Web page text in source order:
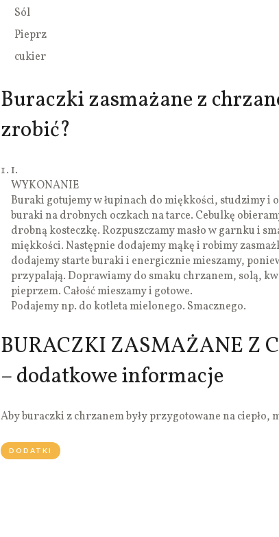
Sól
Pieprz
cukier
Buraczki zasmażane z
zrobić?
1.
WYKONANIE
Buraki gotujemy w łupinach do miękkości, studzimy i
buraki na drobnych oczkach na tarce. Cebulkę
drobną kosteczkę. Rozpuszczamy masło w garnku i
miękkości. Następnie dodajemy mąkę i robimy
dodajemy starte buraki i energicznie mieszamy,
przypalają. Doprawiamy do smaku chrzanem, solą,
pieprzem. Całość mieszamy i gotowe.
Podajemy np. do kotleta mielonego. Smacznego.
BURACZKI ZASMAŻANE Z
– dodatkowe informacje
Aby buraczki z chrzanem były przygotowane na ciepło,
DODATKI